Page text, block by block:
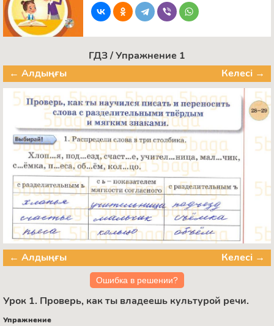
ГДЗ / Упражнение 1
← Алдыңғы
Келесі →
← Алдыңғы Келесі →
Ошибка в решении?
Урок 1. Проверь, как ты владеешь культурой речи.
Упражнение